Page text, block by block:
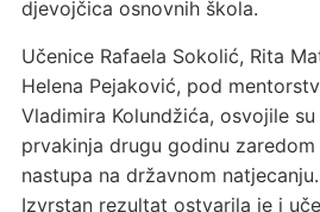
djevojčica osnovnih škola.
Učenice Rafaela Sokolić, Rita
Helena Pejaković, pod
Vladimira Kolundžića, osvojile
prvakinja drugu godinu
nastupa na državnom natjecanju.
Izvrstan rezultat ostvarila je i